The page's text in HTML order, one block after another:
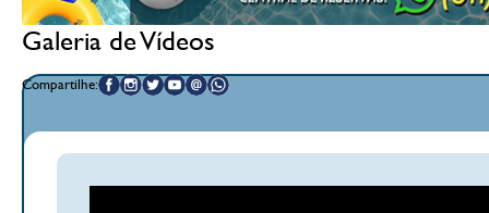
Galeria de Vídeos
Compartilhe: